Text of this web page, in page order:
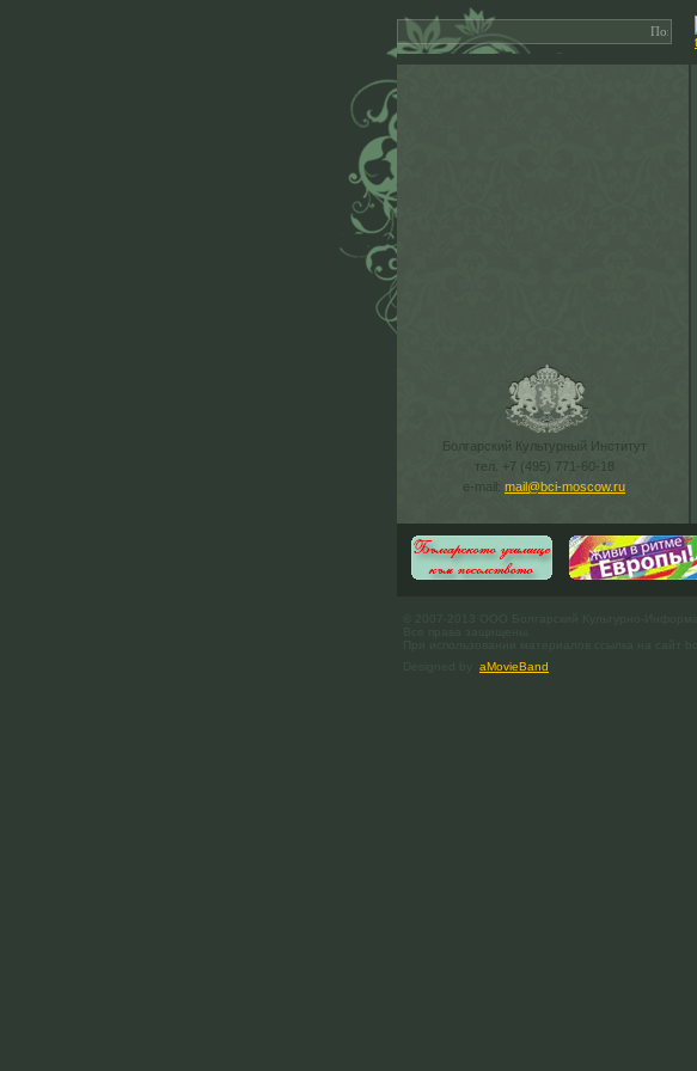
Болгарский Культурный Институт
тел. +7 (495) 771-60-18
e-mail: mail@bci-moscow.ru
aMovieBand